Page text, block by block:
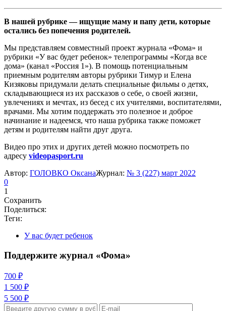
В нашей рубрике — ищущие маму и папу дети, которые
остались без попечения родителей.
Мы представляем совместный проект журнала «Фома» и
рубрики «У вас будет ребенок» телепрограммы «Когда все
дома» (канал «Россия 1»). В помощь потенциальным
приемным родителям авторы рубрики Тимур и Елена
Кизяковы придумали делать специальные фильмы о детях,
складывающиеся из их рассказов о себе, о своей жизни,
увлечениях и мечтах, из бесед с их учителями, воспитателями,
врачами. Мы хотим поддержать это полезное и доброе
начинание и надеемся, что наша рубрика также поможет
детям и родителям найти друг друга.
Видео про этих и других детей можно посмотреть по
адресу videopasport.ru
Автор: ГОЛОВКО ОксанаЖурнал: № 3 (227) март 2022
0
1
Сохранить
Поделиться:
Теги:
У вас будет ребенок
Поддержите журнал «Фома»
700 ₽
1 500 ₽
5 500 ₽